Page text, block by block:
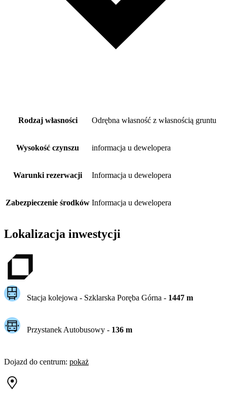
Rodzaj własności Odrębna własność z własnością gruntu
Wysokość czynszu informacja u dewelopera
Warunki rezerwacji Informacja u dewelopera
Zabezpieczenie środków Informacja u dewelopera
Lokalizacja inwestycji
Stacja kolejowa - Szklarska Poręba Górna- 1447m
Przystanek Autobusowy - 136m
Dojazd do centrum: pokaż